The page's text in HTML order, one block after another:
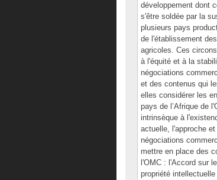
développement dont
s'être soldée par la
plusieurs pays
de l'établissement
agricoles. Ces
à l'équité et à la
négociations
et des contenus qui
elles considérer les
pays de l’Afrique de
intrinsèque à
actuelle, l'approche
négociations
mettre en place des
l'OMC : l'Accord sur
propriété